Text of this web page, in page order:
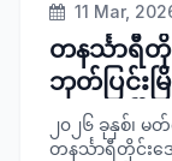
11 Mar,
တနင်္သာရီတို
ဘုတ်ပြင်းမ
ဒေသဖွံ့ဖြိုး
ရေးအတွက်
၂၀၂၆ ခုနှစ်၊
တနင်္သာရီတိုင်းဒ